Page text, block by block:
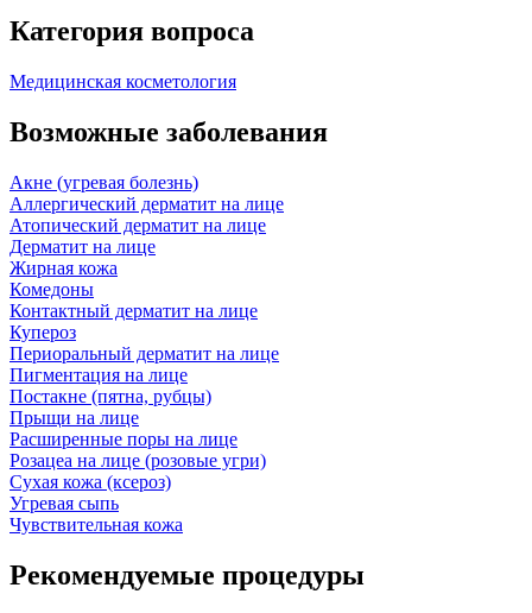
Категория вопроса
Медицинская косметология
Возможные заболевания
Акне (угревая болезнь)
Аллергический дерматит на лице
Атопический дерматит на лице
Дерматит на лице
Жирная кожа
Комедоны
Контактный дерматит на лице
Купероз
Периоральный дерматит на лице
Пигментация на лице
Постакне (пятна, рубцы)
Прыщи на лице
Расширенные поры на лице
Розацеа на лице (розовые угри)
Сухая кожа (ксероз)
Угревая сыпь
Чувствительная кожа
Рекомендуемые процедуры